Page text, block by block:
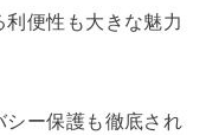
便性も大きな魅力
シー保護も徹底され